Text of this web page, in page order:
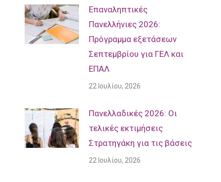
Επαναληπτικές
Πανελλήνιες 2026:
Πρόγραμμα εξετάσεων
Σεπτεμβρίου για ΓΕΛ και
ΕΠΑΛ
22 Ιουλίου, 2026
Πανελλαδικές 2026: Οι
τελικές εκτιμήσεις
Στρατηγάκη για τις βάσεις
22 Ιουλίου, 2026